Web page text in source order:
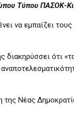
Τύπου ΠΑΣΟΚ-
να εμπαίζει
ότι
Νέας